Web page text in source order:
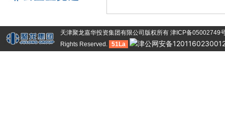
天津聚龙嘉华投资集团有限公司版权所有 津ICP备05002749
Rights Reserved. 51La 津公网安备